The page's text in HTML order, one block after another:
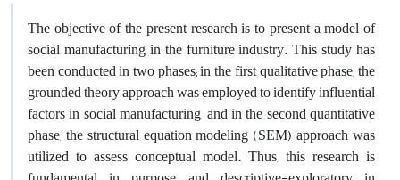
The objective of the present research is to present a model of
social manufacturing in the furniture industry. This study has
been conducted in two phases; in the first qualitative phase, the
grounded theory approach was employed to identify influential
factors in social manufacturing, and in the second quantitative
phase, the structural equation modeling (SEM) approach was
utilized to assess conceptual model. Thus, this research is